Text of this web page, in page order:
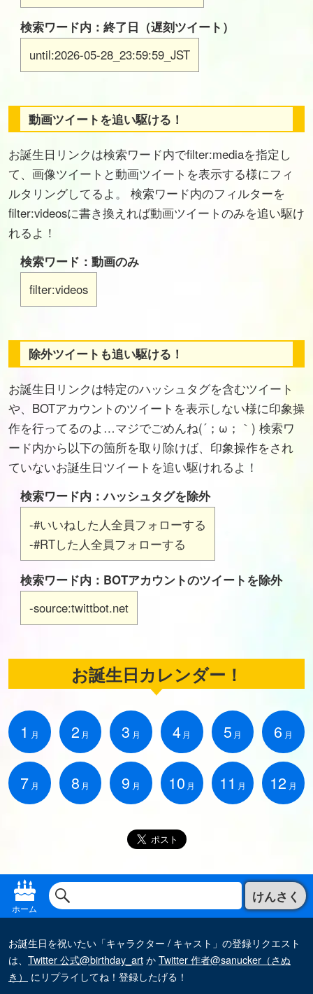
検索ワード内：終了日（遅刻ツイート）
until:2026-05-28_23:59:59_JST
動画ツイートを追い駆ける！
お誕生日リンクは検索ワード内でfilter:mediaを指定し
て、画像ツイートと動画ツイートを表示する様にフィ
ルタリングしてるよ。 検索ワード内のフィルターを
filter:videosに書き換えれば動画ツイートのみを追い駆け
れるよ！
検索ワード：動画のみ
filter:videos
除外ツイートも追い駆ける！
お誕生日リンクは特定のハッシュタグを含むツイート
や、BOTアカウントのツイートを表示しない様に印象操
作を行ってるのよ…マジでごめんね(´；ω；｀) 検索ワ
ード内から以下の箇所を取り除けば、印象操作をされ
ていないお誕生日ツイートを追い駆けれるよ！
検索ワード内：ハッシュタグを除外
-#いいねした人全員フォローする
-#RTした人全員フォローする
検索ワード内：BOTアカウントのツイートを除外
-source:twittbot.net
お誕生日カレンダー！
1 月 2 月 3 月 4 月 5 月 6 月
7 月 8 月 9 月 10 月 11 月 12 月
ホーム
けんさく
お誕生日を祝いたい「キャラクター / キャスト」の登録リクエスト
は、 Twitter 公式@birthday_artかTwitter 作者@sanucker（さぬ
き）
にリプライしてね！登録したげる！